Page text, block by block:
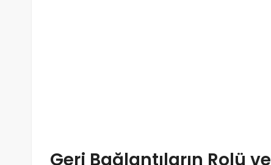
Geri Bağlantıların Rolü